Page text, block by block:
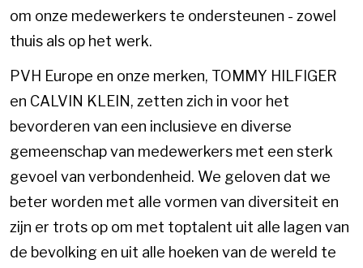
om onze medewerkers te ondersteunen - zowel
thuis als op het werk.
PVH Europe en onze merken, TOMMY HILFIGER
en CALVIN KLEIN, zetten zich in voor het
bevorderen van een inclusieve en diverse
gemeenschap van medewerkers met een sterk
gevoel van verbondenheid. We geloven dat we
beter worden met alle vormen van diversiteit en
zijn er trots op om met toptalent uit alle lagen van
de bevolking en uit alle hoeken van de wereld te